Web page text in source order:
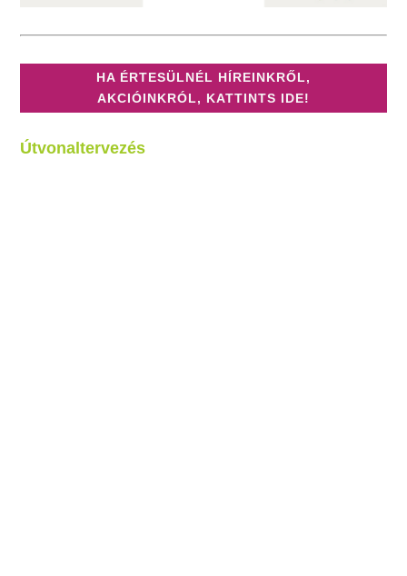
HA ÉRTESÜLNÉL HÍREINKRŐL,
AKCIÓINKRÓL, KATTINTS IDE!
Útvonaltervezés